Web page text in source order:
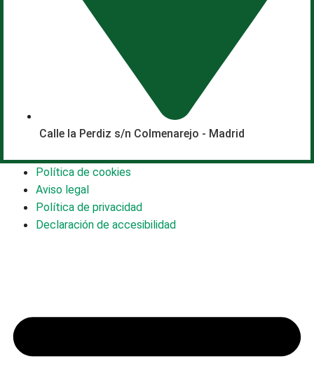
Calle la Perdiz s/n Colmenarejo - Madrid
Política de cookies
Aviso legal
Política de privacidad
Declaración de accesibilidad